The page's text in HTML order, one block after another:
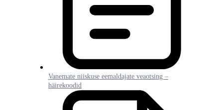
Vanemate niiskuse eemaldajate veaotsing –
häirekoodid